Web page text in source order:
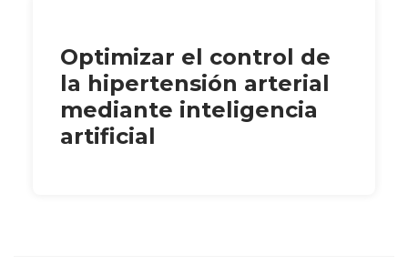
Optimizar el control de
la hipertensión arterial
mediante inteligencia
artificial